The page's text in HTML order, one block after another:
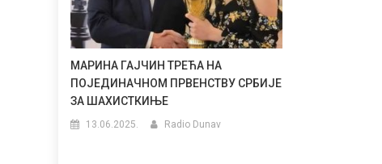
МАРИНА ГАЈЧИН ТРЕЋА НА
ПОЈЕДИНАЧНОМ ПРВЕНСТВУ СРБИЈЕ
ЗА ШАХИСТКИЊЕ
13.06.2025. Radio Dunav